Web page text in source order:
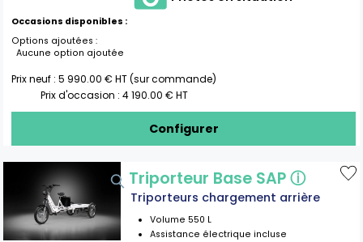
Occasions disponibles :
Options ajoutées :
Aucune option ajoutée
Prix neuf :5 990.00 € HT (sur commande)
Prix d'occasion : 4 190.00 € HT
Configurer
Triporteur Base SAPⓘ
Triporteurs chargement arrière
Volume 550 L
Assistance électrique incluse